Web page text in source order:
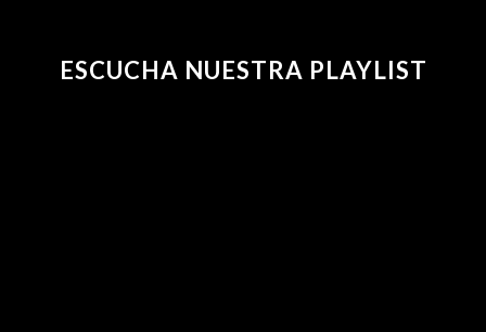
ESCUCHA NUESTRA PLAYLIST